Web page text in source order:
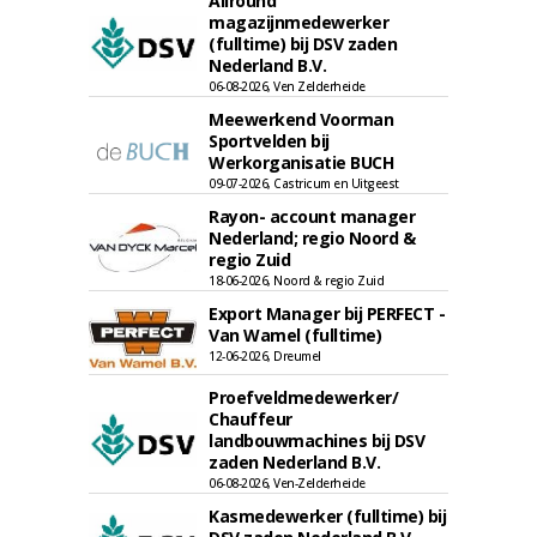
magazijnmedewerker
(fulltime) bij DSV zaden
Nederland B.V.
06-08-2026, Ven Zelderheide
Meewerkend Voorman
Sportvelden bij
Werkorganisatie BUCH
09-07-2026, Castricum en Uitgeest
Rayon- account manager
Nederland; regio Noord &
regio Zuid
18-06-2026, Noord & regio Zuid
Export Manager bij PERFECT -
Van Wamel (fulltime)
12-06-2026, Dreumel
Proefveldmedewerker/
Chauffeur
landbouwmachines bij DSV
zaden Nederland B.V.
06-08-2026, Ven-Zelderheide
Kasmedewerker (fulltime) bij